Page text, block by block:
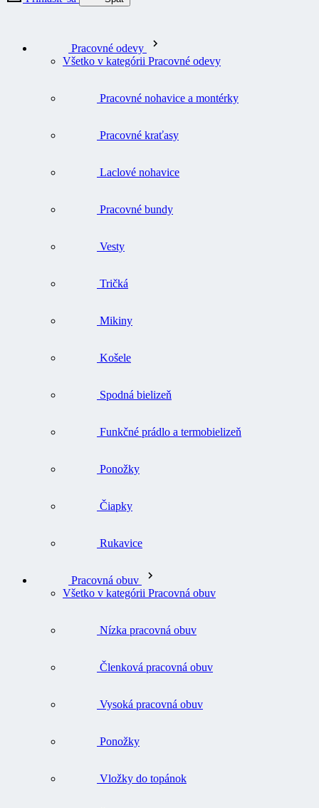
Pracovné odevy
Všetko v kategórii Pracovné odevy
Pracovné nohavice a montérky
Pracovné kraťasy
Laclové nohavice
Pracovné bundy
Vesty
Tričká
Mikiny
Košele
Spodná bielizeň
Funkčné prádlo a termobielizeň
Ponožky
Čiapky
Rukavice
Pracovná obuv
Všetko v kategórii Pracovná obuv
Nízka pracovná obuv
Členková pracovná obuv
Vysoká pracovná obuv
Ponožky
Vložky do topánok